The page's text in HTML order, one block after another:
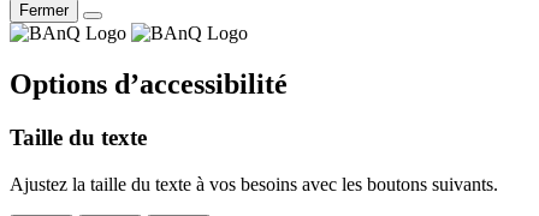
Fermer
Options d’accessibilité
Taille du texte
Ajustez la taille du texte à vos besoins avec les boutons suivants.